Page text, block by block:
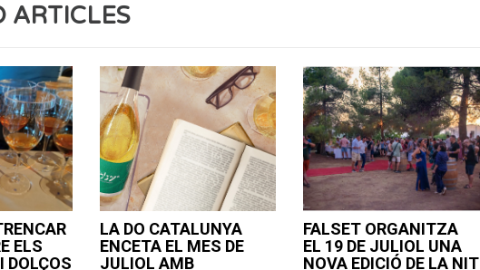
ARTICLES
ELS
DOLÇOS
LA DO CATALUNYA
ENCETA EL MES DE
JULIOL AMB
FALSET ORGANITZA
EL 19 DE JULIOL UNA
NOVA EDICIÓ DE LA NIT